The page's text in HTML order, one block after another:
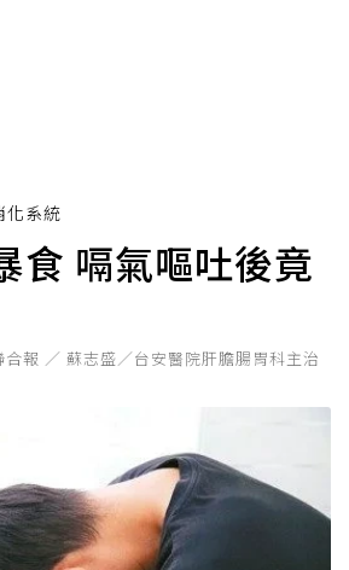
化系統
食 嗝氣嘔吐後竟
合報 ／ 蘇志盛／台安醫院肝膽腸胃科主治